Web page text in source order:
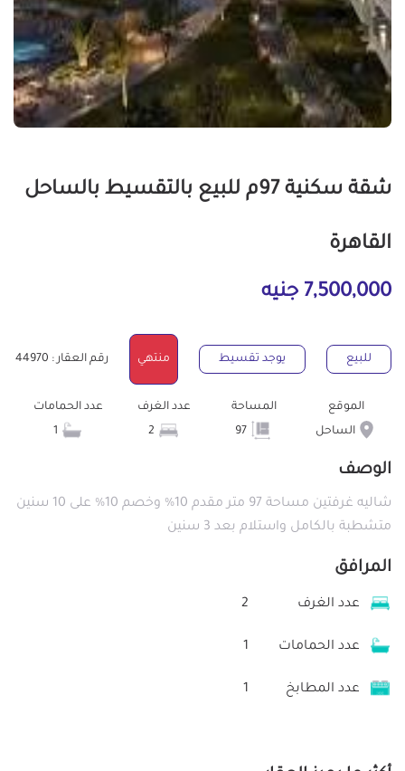
شقة سكنية 97م للبيع بالتقسيط بالساحل
القاهرة
7,500,000 جنيه
للبيع يوجد تقسيط منتهي رقم العقار : 44970
الموقع
الساحل
المساحة
عدد الغرف
عدد الحمامات
الوصف
شاليه غرفتين مساحة 97 متر مقدم 10% وخصم 10% على 10 سنين
متشطبة بالكامل واستلام بعد 3 سنين
المرافق
عدد الغرف 2
عدد الحمامات 1
عدد المطابخ 1